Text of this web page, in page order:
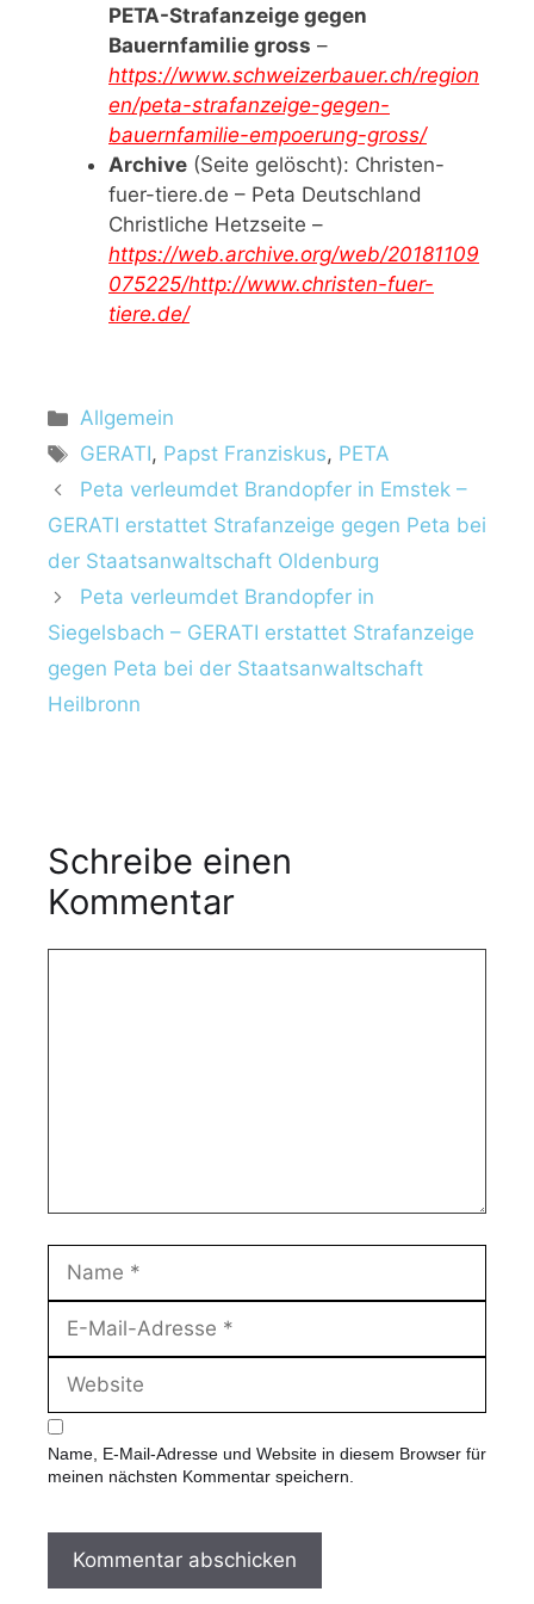
PETA-Strafanzeige gegen
Bauernfamilie gross –
https://www.schweizerbauer.ch/region
en/peta-strafanzeige-gegen-
bauernfamilie-empoerung-gross/
Archive (Seite gelöscht): Christen-
fuer-tiere.de – Peta Deutschland
Christliche Hetzseite –
https://web.archive.org/web/20181109
075225/http://www.christen-fuer-
tiere.de/
K
a
e
g
o
r
i
e
n
Allgemein
S
c
l
a
g
w
ö
r
t
GERATI, Papst Franziskus, PETA
Peta verleumdet Brandopfer in Emstek –
GERATI erstattet Strafanzeige gegen Peta bei
der Staatsanwaltschaft Oldenburg
Peta verleumdet Brandopfer in
Siegelsbach – GERATI erstattet Strafanzeige
gegen Peta bei der Staatsanwaltschaft
Heilbronn
Schreibe einen
Kommentar
m
M
l
-
e
b
s
i
t
Name, E-Mail-Adresse und Website in diesem Browser für
meinen nächsten Kommentar speichern.